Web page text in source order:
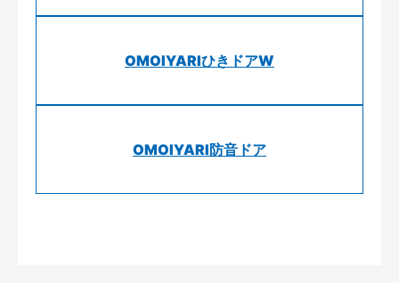
OMOIYARIひきドアW
OMOIYARI防音ドア